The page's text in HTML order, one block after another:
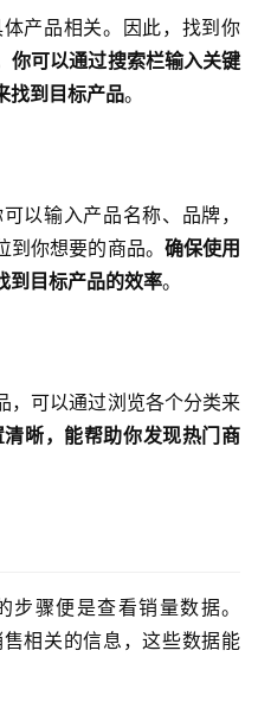
产品相关。因此，找到你
你可以通过搜索栏输入关键
找到目标产品。
以输入产品名称、品牌，
你想要的商品。 确保使用
到目标产品的效率。
，可以通过浏览各个分类来
清晰，能帮助你发现热门商
骤便是查看销量数据。
相关的信息，这些数据能